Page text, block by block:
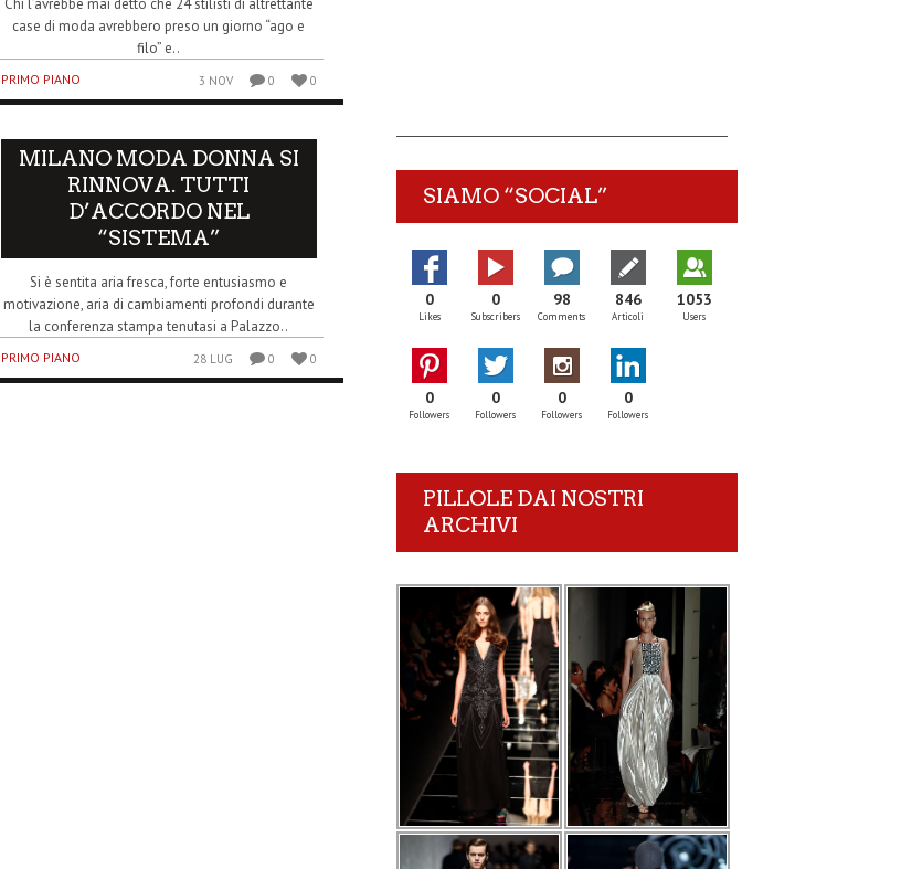
case di moda avrebbero preso un giorno “ago e
filo” e..
PRIMO PIANO 3 NOV 0 0
MILANO MODA DONNA SI
RINNOVA. TUTTI
D’ACCORDO NEL
“SISTEMA”
Si è sentita aria fresca, forte entusiasmo e
motivazione, aria di cambiamenti profondi durante
la conferenza stampa tenutasi a Palazzo..
PRIMO PIANO 28 LUG 0 0
SIAMO “SOCIAL”
0
Likes
0
Subscribers
98
Comments
846
Articoli
1053
Users
0
Followers
0
Followers
0
Followers
0
Followers
PILLOLE DAI NOSTRI
ARCHIVI